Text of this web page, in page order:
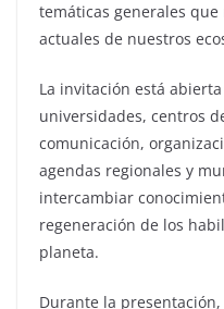
temáticas generales
actuales de nuestros
La invitación está
universidades, centros
comunicación,
agendas regionales y
intercambiar
regeneración de los
planeta.
Durante la